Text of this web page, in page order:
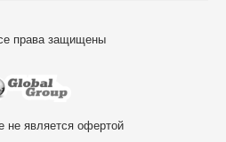
права защищены
не является офертой